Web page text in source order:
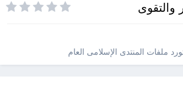
والتقوى
ملفات المنتدى الإسلامى العام